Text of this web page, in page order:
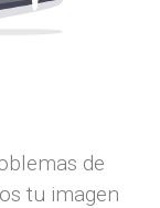
de
tu imagen